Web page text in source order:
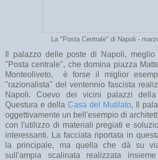
La "Posta Centrale" di Napoli -
Il palazzo delle poste di Napoli, meglio
"Posta centrale", che domina piazza
Monteoliveto, è forse il miglior
"razionalista" del ventennio fascista
Napoli. Coevo dei vicini palazzi
Questura e della Casa del Mutilato, Il
oggettivamente un bell'esempio di
con l'utilizzo di materiali pregiati e
interessanti. La facciata riportata in
la principale, ma quella che dà su
sull'ampia scalinata realizzata